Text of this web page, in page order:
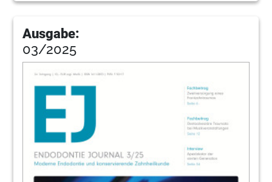
Ausgabe:
03/2025